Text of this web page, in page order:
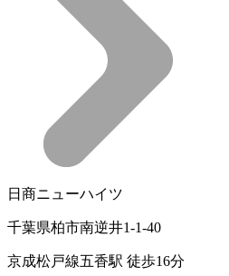
日商ニューハイツ
千葉県柏市南逆井1-1-40
京成松戸線五香駅 徒歩16分